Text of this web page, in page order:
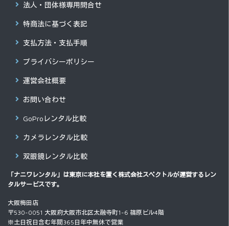
法人・団体様専用問合せ
特商法に基づく表記
支払方法・支払手順
プライバシーポリシー
運営会社概要
お問い合わせ
GoProレンタル比較
カメラレンタル比較
双眼鏡レンタル比較
「ナニワレンタル」は東京に本社を置く 株式会社スペクトルが運営するレン
タルサービスです。
大阪梅田店
〒530-0051 大阪府大阪市北区太融寺町1-6 篠原ビル4階
※土日祝日含む年間365日年中無休で営業